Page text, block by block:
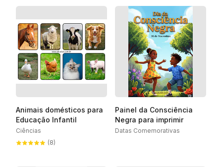
Animais domésticos para
Educação Infantil
Ciências
(8)
Painel da Consciência
Negra para imprimir
Datas Comemorativas